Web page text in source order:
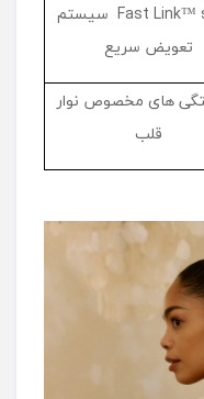
Fast Link™ slider سیستم
تعویض سریع
‌های مخصوص نوار
قلب